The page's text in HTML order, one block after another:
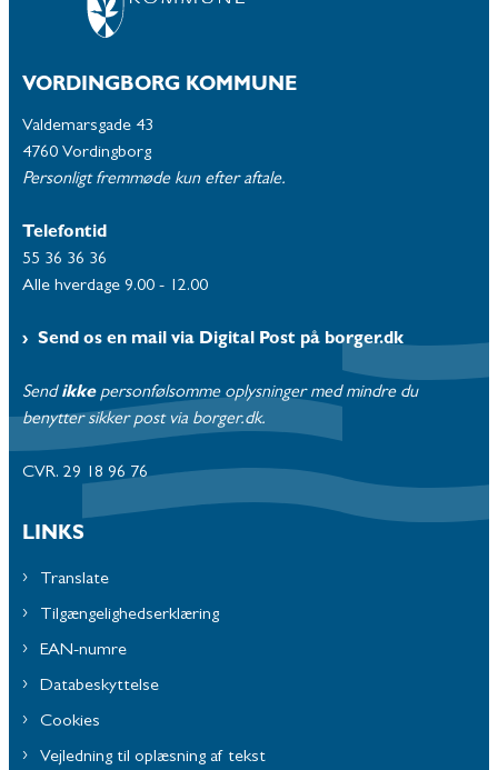
VORDINGBORG KOMMUNE
Valdemarsgade 43
4760 Vordingborg
Personligt fremmøde kun efter aftale.
Telefontid
55 36 36 36
Alle hverdage 9.00 - 12.00
Send os en mail via Digital Post på borger.dk
Send ikke personfølsomme oplysninger med mindre du
benytter sikker post via borger.dk.
CVR. 29 18 96 76
LINKS
Translate
Tilgængelighedserklæring
EAN-numre
Databeskyttelse
Cookies
Vejledning til oplæsning af tekst